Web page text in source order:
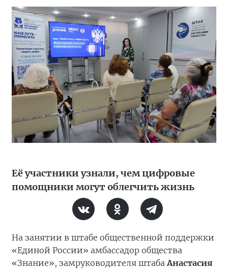
Её участники узнали, чем цифровые
помощники могут облегчить жизнь
На занятии в штабе общественной поддержки
«Единой России» амбассадор общества
«Знание», замруководителя штабаАнастасия